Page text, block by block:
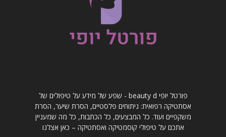
פורטל יופי beauty d - שפע של מידע על טיפולים של
אסתטיקה רפואית: ניתוחים פלסטיים, הסרת שיער, הסרת
משקפיים ועוד. כל המבצעים, כל הכתבות, כל מה שמעניין
אתכם על טיפולי קוסמטיקה ואסתטיקה – כאן אצלנו